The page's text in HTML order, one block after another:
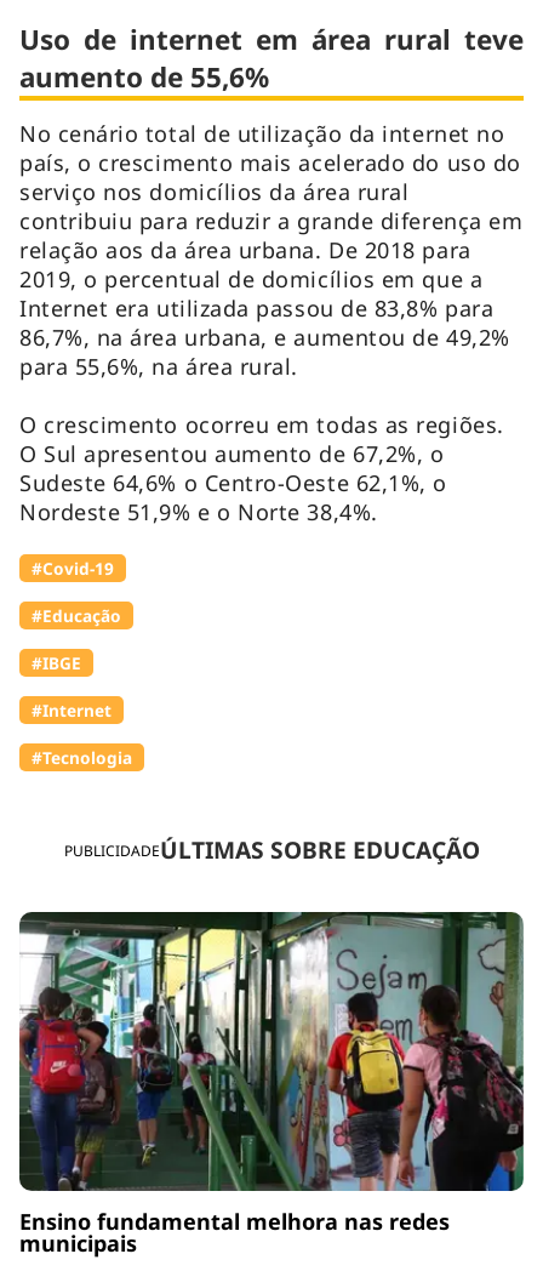
PUBLICIDADEÚLTIMAS SOBRE EDUCAÇÃO
Ensino fundamental melhora nas redes
municipais
Uso de internet em área rural teve
aumento de 55,6%
No cenário total de utilização da internet no
país, o crescimento mais acelerado do uso do
serviço nos domicílios da área rural
contribuiu para reduzir a grande diferença em
relação aos da área urbana. De 2018 para
2019, o percentual de domicílios em que a
Internet era utilizada passou de 83,8% para
86,7%, na área urbana, e aumentou de 49,2%
para 55,6%, na área rural.
O crescimento ocorreu em todas as regiões.
O Sul apresentou aumento de 67,2%, o
Sudeste 64,6% o Centro-Oeste 62,1%, o
Nordeste 51,9% e o Norte 38,4%.
#Covid-19
#Educação
#IBGE
#Internet
#Tecnologia